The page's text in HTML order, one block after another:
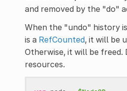
and removed by the "do"
When the "undo" history
is a RefCounted, it will be
Otherwise, it will be freed.
resources.